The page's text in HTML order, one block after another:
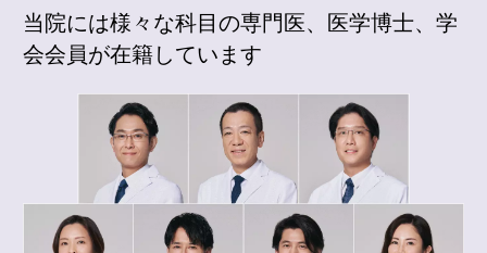
当院には様々な科目の専門医、医学博士、学
会会員が在籍しています